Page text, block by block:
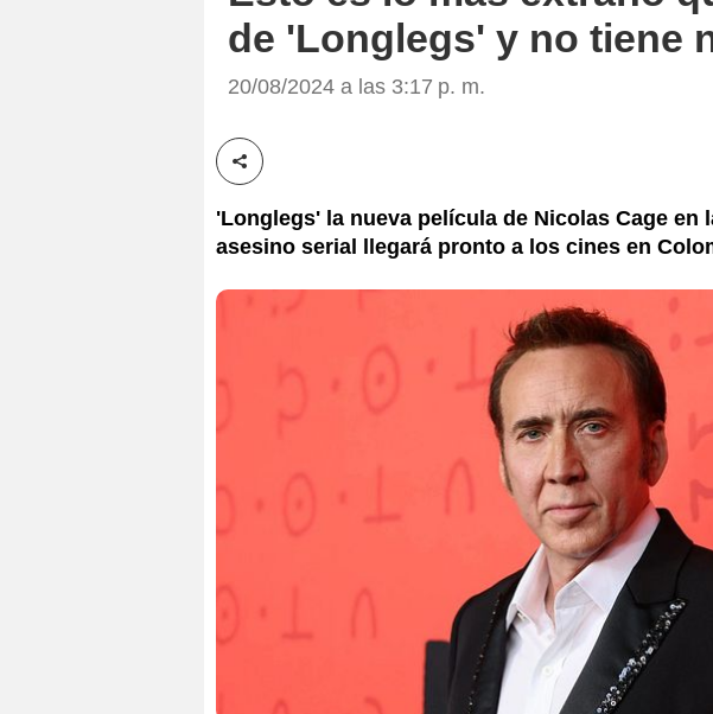
de 'Longlegs' y no tiene
20/08/2024 a las 3:17 p. m.
Compartir esta noticia
'Longlegs' la nueva película de Nicolas Cage en
asesino serial llegará pronto a los cines en